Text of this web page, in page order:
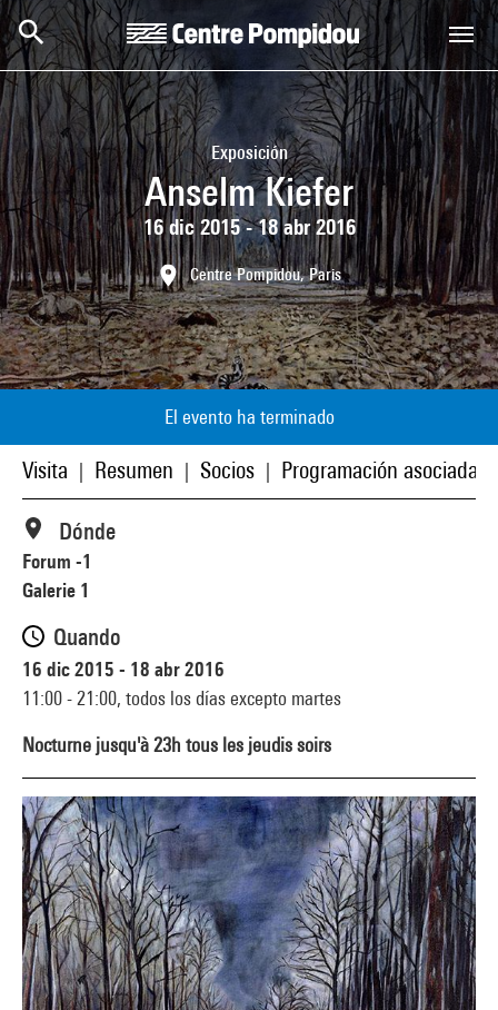
Skip to main content
Centre Pompidou
Exposición
Anselm Kiefer
16 dic 2015 - 18 abr 2016
Centre Pompidou, Paris
El evento ha terminado
Visita Resumen Socios Programación asociada
Dónde
Forum -1
Galerie 1
Quando
16 dic 2015 - 18 abr 2016
11:00 - 21:00, todos los días excepto martes
Nocturne jusqu'à 23h tous les jeudis soirs